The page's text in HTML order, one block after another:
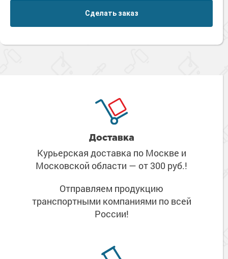
Сделать заказ
Доставка
Курьерская доставка по Москве и
Московской области — от 300 руб.!
Отправляем продукцию
транспортными компаниями по всей
России!